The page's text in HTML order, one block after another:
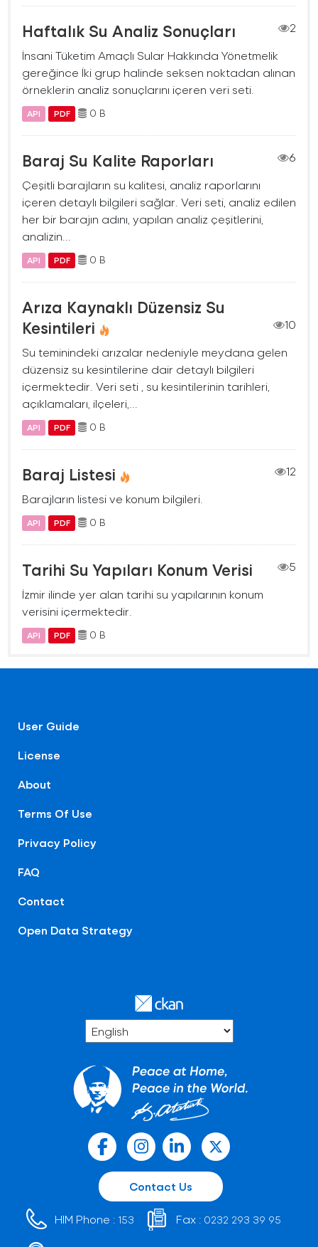
Haftalık Su Analiz Sonuçları
2
İnsani Tüketim Amaçlı Sular Hakkında Yönetmelik
gereğince İki grup halinde seksen noktadan alınan
örneklerin analiz sonuçlarını içeren veri seti.
API PDF 0 B
Baraj Su Kalite Raporları
6
Çeşitli barajların su kalitesi, analiz raporlarını
içeren detaylı bilgileri sağlar. Veri seti, analiz edilen
her bir barajın adını, yapılan analiz çeşitlerini,
analizin...
API PDF 0 B
Arıza Kaynaklı Düzensiz Su
Kesintileri
10
Su teminindeki arızalar nedeniyle meydana gelen
düzensiz su kesintilerine dair detaylı bilgileri
içermektedir. Veri seti , su kesintilerinin tarihleri,
açıklamaları, ilçeleri,...
API PDF 0 B
Baraj Listesi
12
Barajların listesi ve konum bilgileri.
API PDF 0 B
Tarihi Su Yapıları Konum Verisi
5
İzmir ilinde yer alan tarihi su yapılarının konum
verisini içermektedir.
API PDF 0 B
User Guide
License
About
Terms Of Use
Privacy Policy
FAQ
Contact
Open Data Strategy
Contact Us
HIM Phone : 153 Fax : 0232 293 39 95